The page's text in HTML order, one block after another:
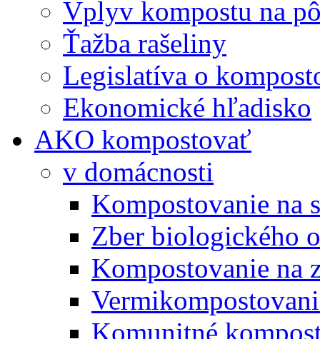
Vplyv kompostu na
Ťažba rašeliny
Legislatíva o
Ekonomické hľadisko
AKO kompostovať
v domácnosti
Kompostovanie na
Zber biologického
Kompostovanie na
Komunitné